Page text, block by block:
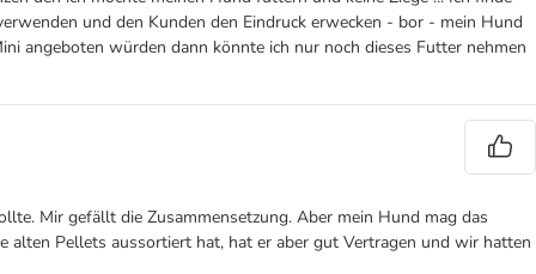
und den Kunden den Eindruck erwecken - bor - mein Hund
angeboten würden dann könnte ich nur noch dieses Futter nehmen
Mir gefällt die Zusammensetzung. Aber mein Hund mag das
alten Pellets aussortiert hat, hat er aber gut Vertragen und wir hatten